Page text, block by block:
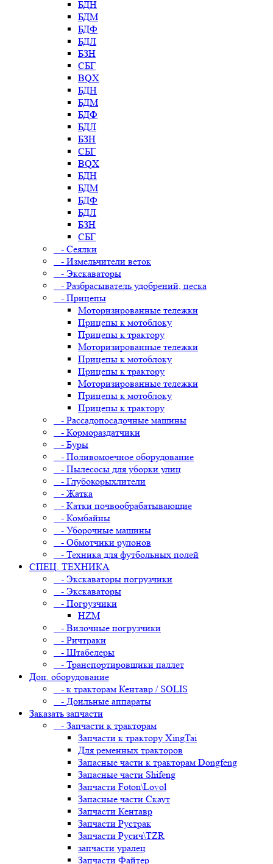
БДН
БДМ
БДФ
БДЛ
БЗН
СБГ
BQX
БДН
БДМ
БДФ
БДЛ
БЗН
СБГ
BQX
БДН
БДМ
БДФ
БДЛ
БЗН
СБГ
- Сеялки
- Измельчители веток
- Экскаваторы
- Разбрасыватель удобрений, песка
- Прицепы
Моторизированные тележки
Прицепы к мотоблоку
Прицепы к трактору
Моторизированные тележки
Прицепы к мотоблоку
Прицепы к трактору
Моторизированные тележки
Прицепы к мотоблоку
Прицепы к трактору
- Рассадопосадочные машины
- Кормораздатчики
- Буры
- Поливомоечное оборудование
- Пылесосы для уборки улиц
- Глубокорыхлители
- Жатка
- Катки почвообрабатывающие
- Комбайны
- Уборочные машины
- Обмотчики рулонов
- Техника для футбольных полей
СПЕЦ. ТЕХНИКА
- Экскаваторы погрузчики
- Экскаваторы
- Погрузчики
HZM
- Вилочные погрузчики
- Ричтраки
- Штабелеры
- Транспортировщики паллет
Доп. оборудование
- к тракторам Кентавр / SOLIS
- Доильные аппараты
Заказать запчасти
- Запчасти к тракторам
Запчасти к трактору XingTai
Для ременных тракторов
Запасные части к тракторам Dongfeng
Запасные части Shifeng
Запчасти Foton\Lovol
Запасные части Скаут
Запчасти Кентавр
Запчасти Рустрак
Запчасти Русич\TZR
запчасти уралец
Запчасти Файтер